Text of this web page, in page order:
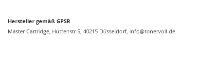
Hersteller gemäß GPSR
Master Cartridge, Hüttenstr 5, 40215 Düsseldorf, info@tonervoll.de